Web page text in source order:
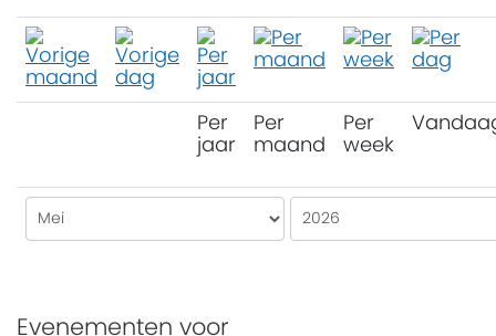
Per
jaar
Per
maand
Per
week
Evenementen voor